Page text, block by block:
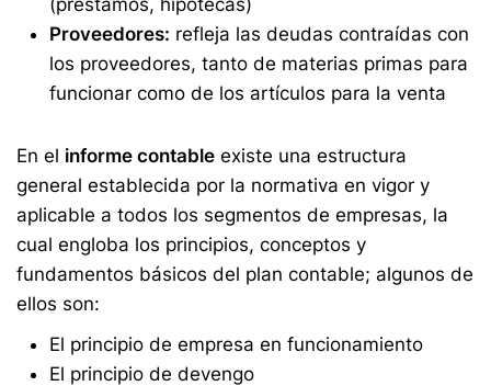
(préstamos, hipotecas)
Proveedores: refleja las deudas contraídas con
los proveedores, tanto de materias primas para
funcionar como de los artículos para la venta
En el informe contable existe una estructura
general establecida por la normativa en vigor y
aplicable a todos los segmentos de empresas, la
cual engloba los principios, conceptos y
fundamentos básicos del plan contable; algunos de
ellos son:
El principio de empresa en funcionamiento
El principio de devengo